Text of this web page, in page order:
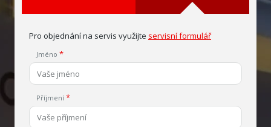
Pro objednání na servis využijte servisní formulář
Jméno
Příjmení